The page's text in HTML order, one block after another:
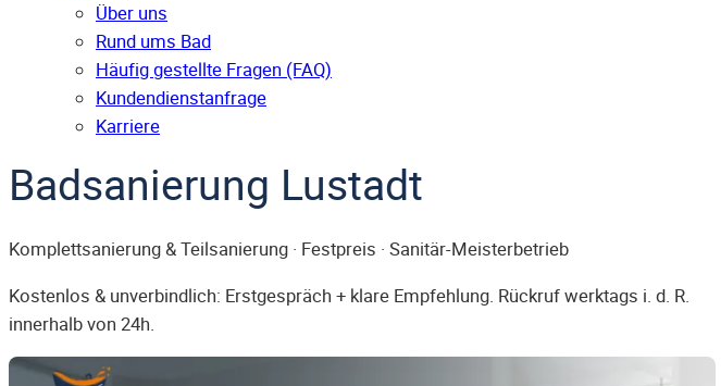
Über uns
Rund ums Bad
Häufig gestellte Fragen (FAQ)
Kunden­dienst­anfrage
Karriere
Badsanierung Lustadt
Komplettsanierung & Teilsanierung · Festpreis · Sanitär-Meisterbetrieb
Kostenlos & unverbindlich: Erstgespräch + klare Empfehlung. Rückruf werktags i. d. R.
innerhalb von 24h.